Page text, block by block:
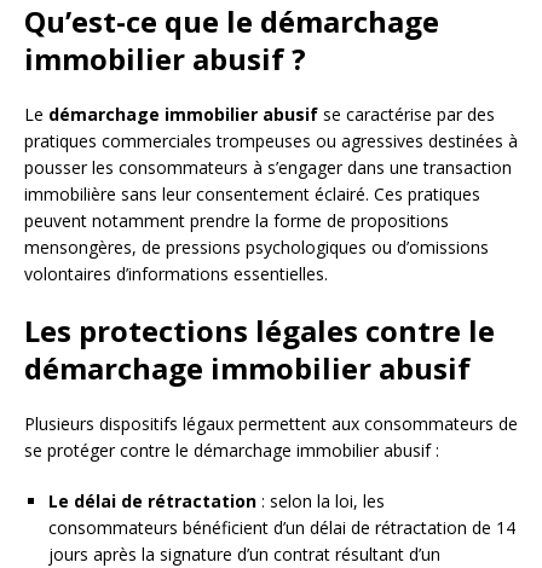
Qu’est-ce que le démarchage
immobilier abusif ?
Le démarchage immobilier abusif se caractérise par des
pratiques commerciales trompeuses ou agressives destinées à
pousser les consommateurs à s’engager dans une transaction
immobilière sans leur consentement éclairé. Ces pratiques
peuvent notamment prendre la forme de propositions
mensongères, de pressions psychologiques ou d’omissions
volontaires d’informations essentielles.
Les protections légales contre le
démarchage immobilier abusif
Plusieurs dispositifs légaux permettent aux consommateurs de
se protéger contre le démarchage immobilier abusif :
Le délai de rétractation : selon la loi, les
consommateurs bénéficient d’un délai de rétractation de 14
jours après la signature d’un contrat résultant d’un